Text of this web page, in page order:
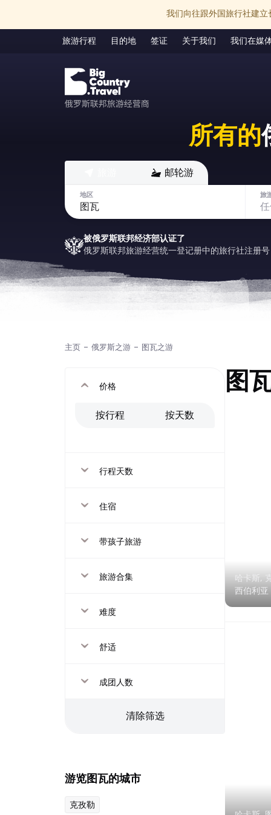
我们向往跟外国旅行社建立
旅游行程 目的地 签证 关于我们 我们在媒
所有的
邮轮游
地区 旅
被俄罗斯联邦经济部认证了
俄罗斯联邦旅游经营统一登记册中的旅行社注册
主页 俄罗斯之游 图瓦之游
价格
按行程 按天数
行程天数
住宿
带孩子旅游
旅游合集
难度
舒适
成团人数
清除筛选
游览图瓦的城市
克孜勒
图
哈卡斯,
西伯利亚